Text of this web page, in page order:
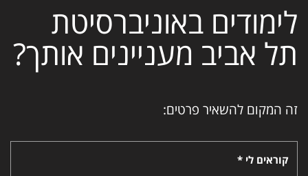
לימודים באוניברסיטת
תל אביב מעניינים אותך?
זה המקום להשאיר פרטים:
קוראים לי *